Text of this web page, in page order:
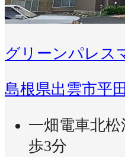
グリーンパレス
島根県出雲市平
一畑電車北
歩3分